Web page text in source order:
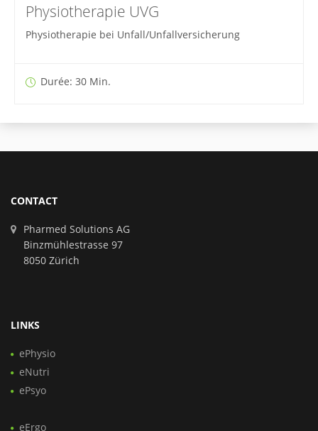
Physiotherapie UVG
Physiotherapie bei Unfall/Unfallversicherung
Durée: 30 Min.
CONTACT
Pharmed Solutions AG
Binzmühlestrasse 97
8050 Zürich
LINKS
ePhysio
eNutri
ePsyo
eErgo